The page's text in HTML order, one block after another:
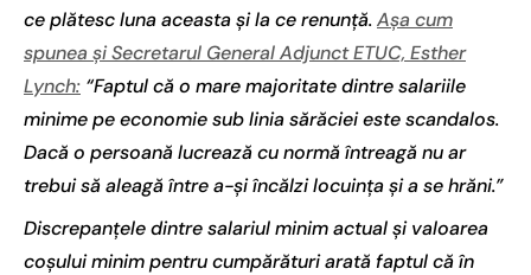
ce plătesc luna aceasta și la ce renunță.Așa cum
spunea și Secretarul General Adjunct ETUC, Esther
Lynch: “Faptul că o mare majoritate dintre salariile
minime pe economie sub linia sărăciei este scandalos.
Dacă o persoană lucrează cu normă întreagă nu ar
trebui să aleagă între a-și încălzi locuința și a se hrăni.”
Discrepanțele dintre salariul minim actual și valoarea
coșului minim pentru cumpărături arată faptul că în